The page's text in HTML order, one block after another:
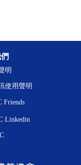
明
使用聲明
Friends
Linkedin